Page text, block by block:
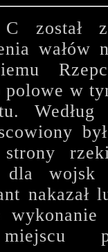
został
wałów
polowe w
Według
rzeki
dla wojsk
nakazał